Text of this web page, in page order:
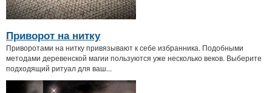
Приворот на нитку
Приворотами на нитку привязывают к себе избранника. Подобными
методами деревенской магии пользуются уже несколько веков. Выберите
подходящий ритуал для ваш...